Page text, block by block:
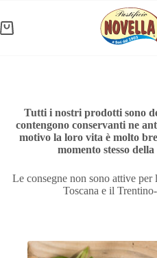
contenuto
Carrello
Tutti i nostri prodotti sono
contengono conservanti ne
motivo la loro vita è molto
momento stesso
Le consegne non sono attive
Toscana e il